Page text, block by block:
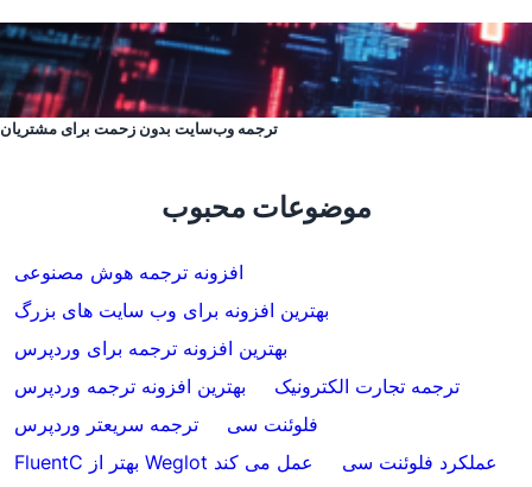
ترجمه وب‌سایت بدون زحمت برای مشتریان
موضوعات محبوب
افزونه ترجمه هوش مصنوعی
بهترین افزونه برای وب سایت های بزرگ
بهترین افزونه ترجمه برای وردپرس
بهترین افزونه ترجمه وردپرس
ترجمه تجارت الکترونیک
ترجمه سریعتر وردپرس
فلوئنت سی
FluentC بهتر از Weglot عمل می کند
عملکرد فلوئنت سی